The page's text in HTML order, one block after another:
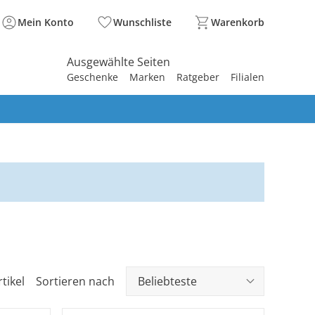
Mein Konto Wunschliste Warenkorb
Ausgewählte Seiten
Geschenke Marken Ratgeber Filialen
Sortieren nach